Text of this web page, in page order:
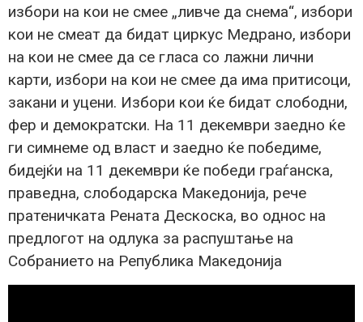
избори на кои не смее „ливче да снема“, избори
кои не смеат да бидат циркус Медрано, избори
на кои не смее да се гласа со лажни лични
карти, избори на кои не смее да има притисоци,
закани и уцени. Избори кои ќе бидат слободни,
фер и демократски. На 11 декември заедно ќе
ги симнеме од власт и заедно ќе победиме,
бидејќи на 11 декември ќе победи граѓанска,
праведна, слободарска Македонија, рече
пратеничката Рената Дескоска, во однос на
предлогот на одлука за распуштање на
Собранието на Република Македонија